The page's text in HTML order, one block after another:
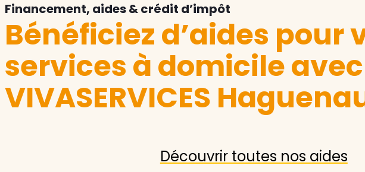
Financement, aides & crédit d’impôt
Bénéficiez d’aides pour
services à domicile avec
VIVASERVICES
Découvrir toutes nos aides